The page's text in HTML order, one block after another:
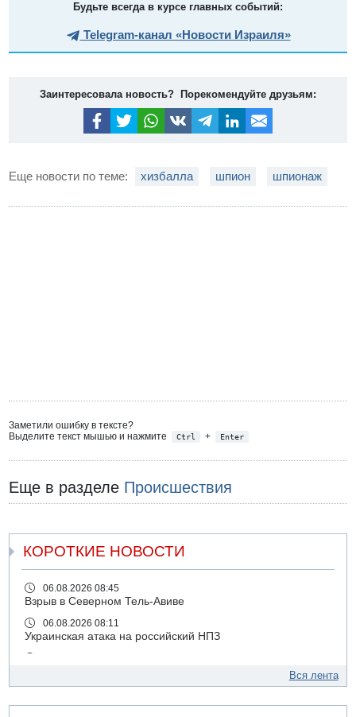
Будьте всегда в курсе главных событий:
Telegram-канал «Новости Израиля»
Заинтересовала новость? Порекомендуйте друзьям:
Еще новости по теме: хизбалла шпион шпионаж
Заметили ошибку в тексте?
Выделите текст мышью и нажмите
Ctrl + Enter
Еще в разделе Происшествия
КОРОТКИЕ НОВОСТИ
06.08.2026 08:45
Взрыв в Северном Тель-Авиве
06.08.2026 08:11
Украинская атака на российский НПЗ
Израиль провел испытания системы противоракетной
обороны "Хец"
05.08.2026 18:28
Вся лента